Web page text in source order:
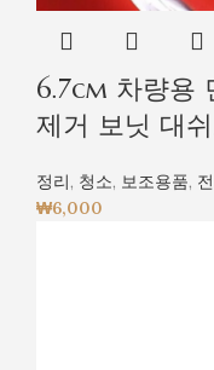
6.7cm 차량용
제거 보닛 대
정리, 청소, 보조용품,
₩6,000